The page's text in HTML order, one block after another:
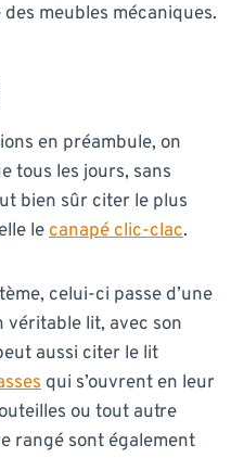
meubles mécaniques.
en préambule, on
tous les jours, sans
bien sûr citer le plus
lecanapé clic-clac.
celui-ci passe d’une
véritable lit, avec son
aussi citer le lit
qui s’ouvrent en leur
ou tout autre
rangé sont également